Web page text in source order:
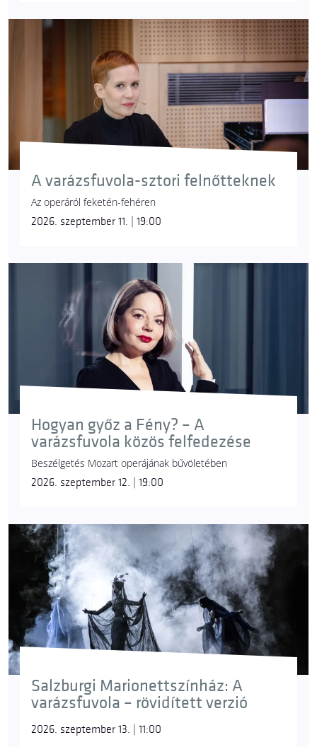
A varázsfuvola-sztori felnőtteknek
Az operáról feketén-fehéren
2026. szeptember 11. | 19:00
Hogyan győz a Fény? – A
varázsfuvola közös felfedezése
Beszélgetés Mozart operájának bűvöletében
2026. szeptember 12. | 19:00
Salzburgi Marionettszínház: A
varázsfuvola – rövidített verzió
2026. szeptember 13. | 11:00